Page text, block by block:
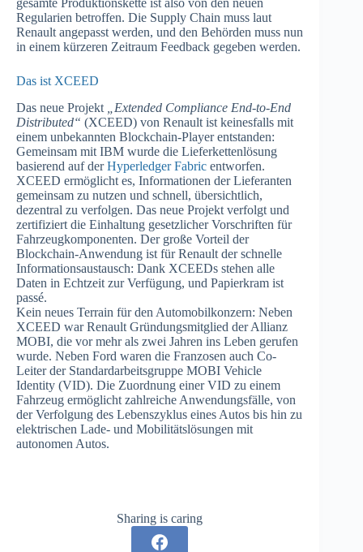
gesamte Produktionskette ist also von den neuen
Regularien betroffen. Die Supply Chain muss laut
Renault angepasst werden, und den Behörden muss nun
in einem kürzeren Zeitraum Feedback gegeben werden.
Das ist XCEED
Das neue Projekt
„Extended Compliance End-to-End
Distributed“ (XCEED) von Renault ist keinesfalls mit
einem unbekannten Blockchain-Player entstanden:
Gemeinsam mit IBM wurde die Lieferkettenlösung
basierend auf derHyperledger Fabric entworfen.
XCEED ermöglicht es, Informationen der Lieferanten
gemeinsam zu nutzen und schnell, übersichtlich,
dezentral zu verfolgen. Das neue Projekt verfolgt und
zertifiziert die Einhaltung gesetzlicher Vorschriften für
Fahrzeugkomponenten. Der große Vorteil der
Blockchain-Anwendung ist für Renault der schnelle
Informationsaustausch: Dank XCEEDs stehen alle
Daten in Echtzeit zur Verfügung, und Papierkram ist
passé.
Kein neues Terrain für den Automobilkonzern: Neben
XCEED war Renault Gründungsmitglied der Allianz
MOBI, die vor mehr als zwei Jahren ins Leben gerufen
wurde. Neben Ford waren die Franzosen auch Co-
Leiter der Standardarbeitsgruppe MOBI Vehicle
Identity (VID). Die Zuordnung einer VID zu einem
Fahrzeug ermöglicht zahlreiche Anwendungsfälle, von
der Verfolgung des Lebenszyklus eines Autos bis hin zu
elektrischen Lade- und Mobilitätslösungen mit
autonomen Autos.
Sharing is caring